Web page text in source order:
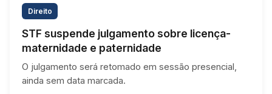
Direito
STF suspende julgamento sobre licença-
maternidade e paternidade
O julgamento será retomado em sessão presencial,
ainda sem data marcada.